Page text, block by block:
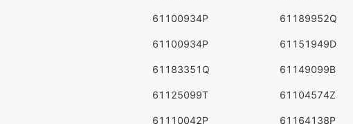
61100934P 61189952Q
61100934P 61151949D
61183351Q 61149099B
61125099T 61104574Z
61110042P 61164138P